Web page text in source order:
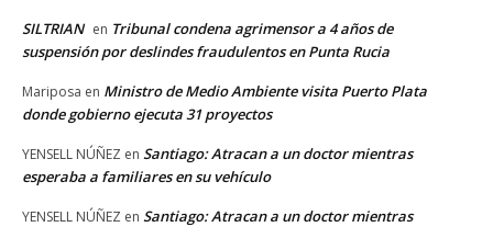
SILTRIAN en Tribunal condena agrimensor a 4 años de
suspensión por deslindes fraudulentos en Punta Rucia
Mariposa en Ministro de Medio Ambiente visita Puerto Plata
donde gobierno ejecuta 31 proyectos
YENSELL NÚÑEZ en Santiago: Atracan a un doctor mientras
esperaba a familiares en su vehículo
YENSELL NÚÑEZ en Santiago: Atracan a un doctor mientras